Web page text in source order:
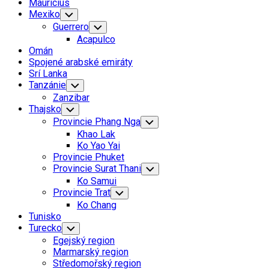
Mauricius
Mexiko Toggle
Child
Menu
Guerrero Toggle
Child
Menu
Acapulco
Omán
Spojené arabské emiráty
Srí Lanka
Tanzánie Toggle
Child
Menu
Zanzibar
Thajsko Toggle
Child
Menu
Provincie Phang Nga Toggle
Child
Khao Lak
Ko Yao Yai
Provincie Phuket
Provincie Surat Thani Toggle
Child
Ko Samui
Provincie Trat Toggle
Child
Menu
Ko Chang
Tunisko
Turecko Toggle
Child
Menu
Egejský region
Marmarský region
Středomořský region